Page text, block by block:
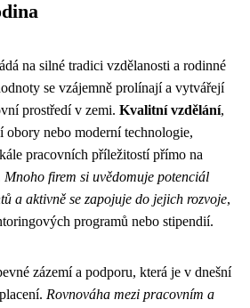
na silné tradici vzdělanosti a rodinné
se vzájemně prolínají a vytvářejí
prostředí v zemi. Kvalitní vzdělání,
obory nebo moderní technologie,
pracovních příležitostí přímo na
Mnoho firem si uvědomuje potenciál
a aktivně se zapojuje do jejich rozvoje,
programů nebo stipendií.
zázemí a podporu, která je v dnešní
Rovnováha mezi pracovním a